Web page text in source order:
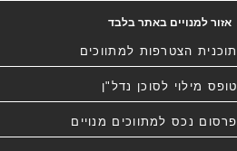
אזור למנויים באתר בלבד
תוכנית הצטרפות למתווכים
טופס מילוי לסוכן נדל"ן
פרסום נכס למתווכים מנויים